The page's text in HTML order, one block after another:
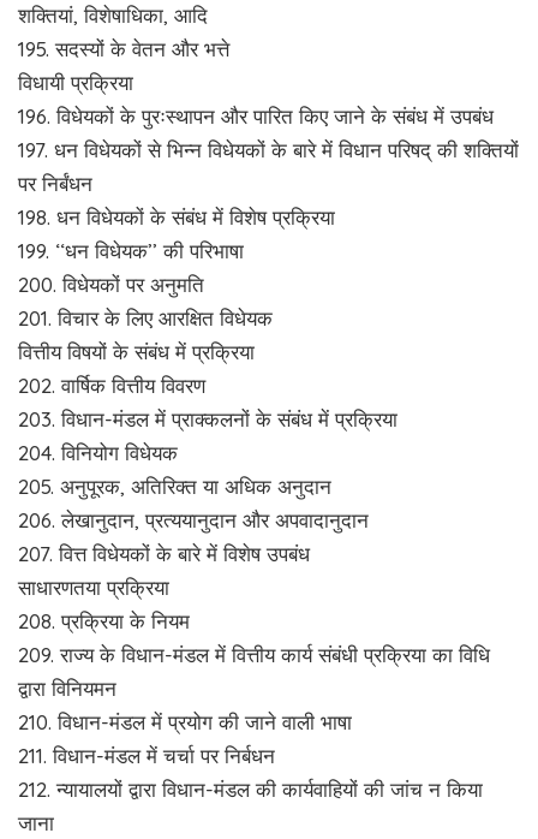
शक्तियां, विशेषाधिका, आदि
195. सदस्यों के वेतन और भत्ते
विधायी प्रक्रिया
196. विधेयकों के पुरःस्थापन और पारित किए जाने के संबंध में उपबंध
197. धन विधेयकों से भिन्न विधेयकों के बारे में विधान परिषद् की शक्तियों
पर निर्बंधन
198. धन विधेयकों के संबंध में विशेष प्रक्रिया
199. ‘‘धन विधेयक’’ की परिभाषा
200. विधेयकों पर अनुमति
201. विचार के लिए आरक्षित विधेयक
वित्तीय विषयों के संबंध में प्रक्रिया
202. वार्षिक वित्तीय विवरण
203. विधान-मंडल में प्राक्कलनों के संबंध में प्रक्रिया
204. विनियोग विधेयक
205. अनुपूरक, अतिरिक्त या अधिक अनुदान
206. लेखानुदान, प्रत्ययानुदान और अपवादानुदान
207. वित्त विधेयकों के बारे में विशेष उपबंध
साधारणतया प्रक्रिया
208. प्रक्रिया के नियम
209. राज्य के विधान-मंडल में वित्तीय कार्य संबंधी प्रक्रिया का विधि
द्वारा विनियमन
210. विधान-मंडल में प्रयोग की जाने वाली भाषा
211. विधान-मंडल में चर्चा पर निर्बधन
212. न्यायालयों द्वारा विधान-मंडल की कार्यवाहियों की जांच न किया
जाना